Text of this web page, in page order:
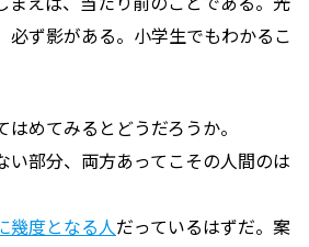
必ず影がある。小学生でもわかるこ
めてみるとどうだろうか。
い部分、両方あってこその人間のは
幾度となる人だっているはずだ。案